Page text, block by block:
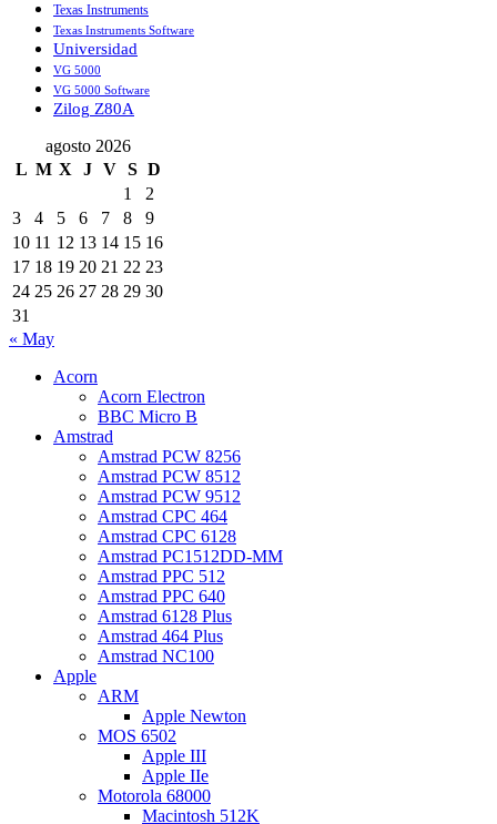
Texas Instruments
Texas Instruments Software
Universidad
VG 5000
VG 5000 Software
Zilog Z80A
agosto 2026
L M X J V S D
1
2
3
4 5 6 7 8
9
10 11 12 13 14 15 16
17 18 19 20 21 22 23
24 25 26 27 28 29 30
31
« May
Acorn
Acorn Electron
BBC Micro B
Amstrad
Amstrad PCW 8256
Amstrad PCW 8512
Amstrad PCW 9512
Amstrad CPC 464
Amstrad CPC 6128
Amstrad PC1512DD-MM
Amstrad PPC 512
Amstrad PPC 640
Amstrad 6128 Plus
Amstrad 464 Plus
Amstrad NC100
Apple
ARM
Apple Newton
MOS 6502
Apple III
Apple IIe
Motorola 68000
Macintosh 512K